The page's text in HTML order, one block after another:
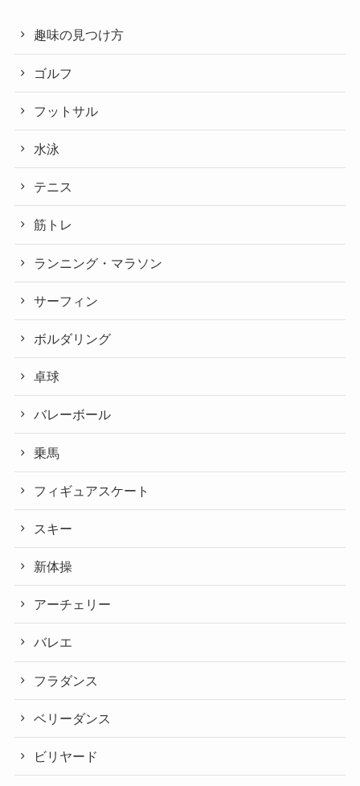
趣味の見つけ方
ゴルフ
フットサル
水泳
テニス
筋トレ
ランニング・マラソン
サーフィン
ボルダリング
卓球
バレーボール
乗馬
フィギュアスケート
スキー
新体操
アーチェリー
バレエ
フラダンス
ベリーダンス
ビリヤード